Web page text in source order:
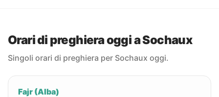
Orari di preghiera oggi a Sochaux
Singoli orari di preghiera per Sochaux oggi.
Fajr (Alba)